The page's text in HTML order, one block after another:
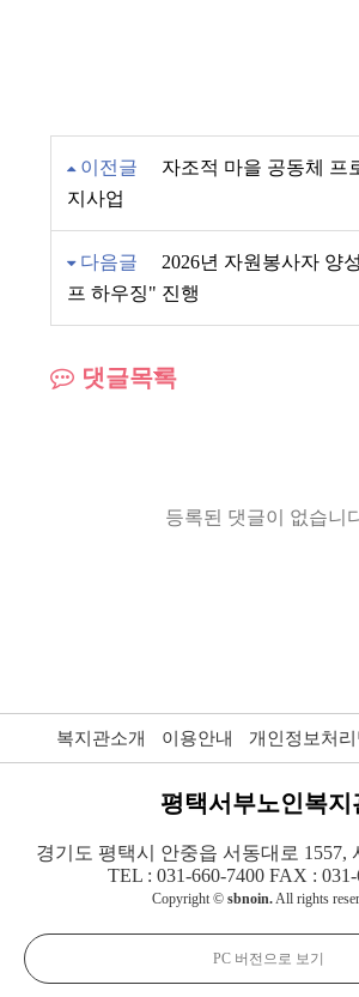
이전글
자조적 마을 공동체 프
지사업
다음글
2026년 자원봉사자 양
프 하우징" 진행
댓글목록
등록된 댓글이 없습니
복지관소개 이용안내 개인정보처리
평택서부노인복지
경기도 평택시 안중읍 서동대로 1557,
TEL : 031-660-7400 FAX :
Copyright © sbnoin. All rights
PC 버전으로 보기